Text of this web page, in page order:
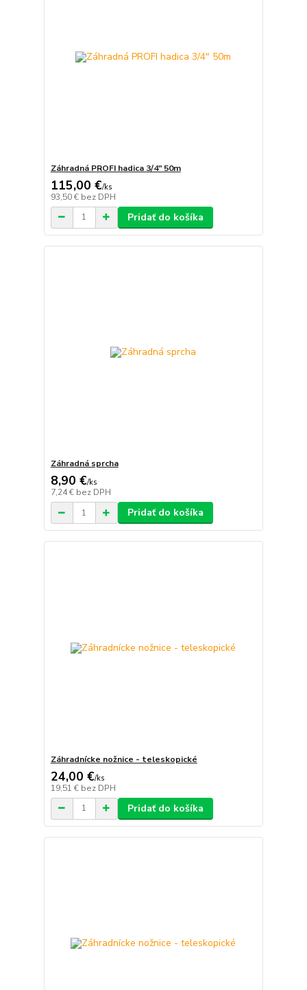
Záhradná PROFI hadica 3/4" 50m
115,00 €/ks
93,50 € bez DPH
Pridať do košíka
Záhradná sprcha
8,90 €/ks
7,24 € bez DPH
Pridať do košíka
Záhradnícke nožnice - teleskopické
24,00 €/ks
19,51 € bez DPH
Pridať do košíka